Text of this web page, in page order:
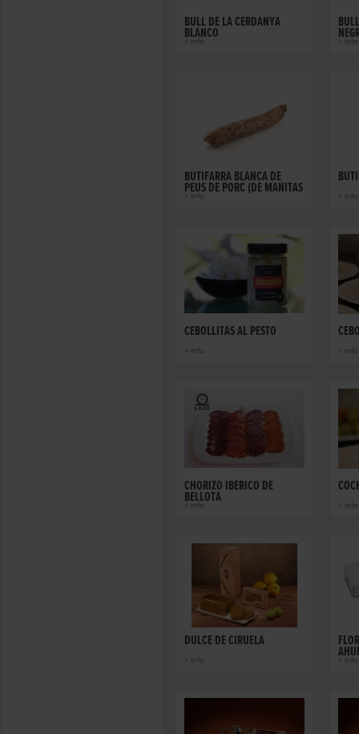
BULL DE LA CERDANYA
BLANCO
+ info + info
BUTIFARRA BLANCA DE
PEUS DE PORC (DE MANITAS
DE CERDO)
+ info + info
CEBOLLITAS AL PESTO
+ info + info
CHORIZO IBÉRICO DE
BELLOTA
+ info + info
DULCE DE CIRUELA
+ info + info